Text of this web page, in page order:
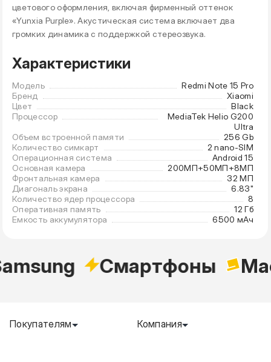
цветового оформления, включая фирменный оттенок
«Yunxia Purple». Акустическая система включает два
громких динамика с поддержкой стереозвука.
Характеристики
Модель
Redmi Note 15 Pro
Бренд
Xiaomi
Цвет
Black
Процессор
MediaTek Helio G200
Ultra
Объем встроенной памяти
256 Gb
Количество симкарт
2 nano-SIM
Операционная система
Android 15
Основная камера
200МП+50МП+8МП
Фронтальная камера
32 МП
Диагональ экрана
6.83"
Количество ядер процессора
8
Оперативная память
12 Гб
Емкость аккумулятора
6500 мАч
Cмартфоны
Покупателям Компания